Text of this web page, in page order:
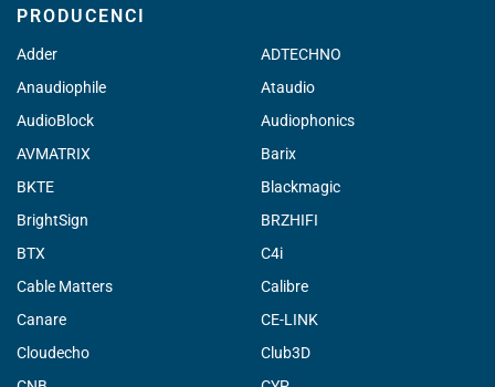
PRODUCENCI
Adder
ADTECHNO
Anaudiophile
Ataudio
AudioBlock
Audiophonics
AVMATRIX
Barix
BKTE
Blackmagic
BrightSign
BRZHIFI
BTX
C4i
Cable Matters
Calibre
Canare
CE-LINK
Cloudecho
Club3D